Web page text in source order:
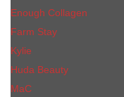
Enough Collagen
Farm Stay
Kylie
Huda Beauty
МаС